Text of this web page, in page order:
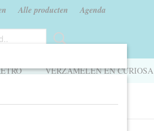
Alle producten Agenda
VERZAMELEN EN CURIOSA
Disney